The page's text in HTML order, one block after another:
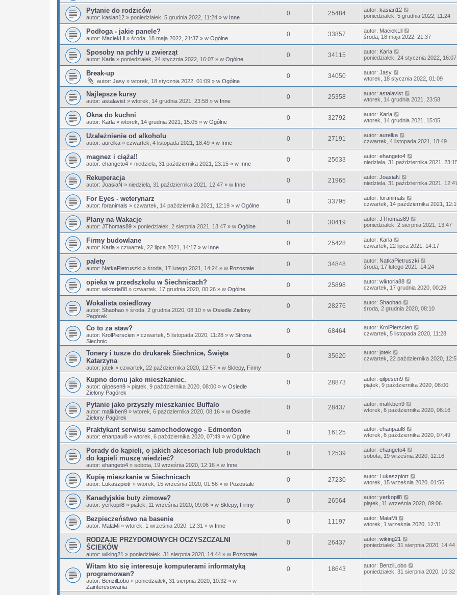
Pytanie do rodziców
autor: kasian12 » poniedziałek, 5 grudnia 2022, 11:24 » w Inne
0 25484 autor: kasian12
poniedziałek, 5 grudnia 2022, 11:24
Podłoga - jakie panele?
autor: MaciekLll » środa, 18 maja 2022, 21:37 » w Ogólne
0 33857 autor: MaciekLll
środa, 18 maja 2022, 21:37
Sposoby na pchły u zwierząt
autor: Karla » poniedziałek, 24 stycznia 2022, 16:07 » w Ogólne
0 34115 autor: Karla
poniedziałek, 24 stycznia 2022, 16:07
Break-up
autor: Jasy » wtorek, 18 stycznia 2022, 01:09 » w Ogólne
0 34050 autor: Jasy
wtorek, 18 stycznia 2022, 01:09
Najlepsze kursy
autor: astalavist » wtorek, 14 grudnia 2021, 23:58 » w Inne
0 25358 autor: astalavist
wtorek, 14 grudnia 2021, 23:58
Okna do kuchni
autor: Karla » wtorek, 14 grudnia 2021, 15:05 » w Ogólne
0 32792 autor: Karla
wtorek, 14 grudnia 2021, 15:05
Uzależnienie od alkoholu
autor: aurelka » czwartek, 4 listopada 2021, 18:49 » w Inne
0 27191 autor: aurelka
czwartek, 4 listopada 2021, 18:49
magnez i ciąża!!
autor: ehangeto4 » niedziela, 31 października 2021, 23:15 » w Inne
0 25633 autor: ehangeto4
niedziela, 31 października 2021,
Rekuperacja
autor: JoasiaN » niedziela, 31 października 2021, 12:47 » w Inne
0 21965 autor: JoasiaN
niedziela, 31 października 2021,
For Eyes - weterynarz
autor: foranimals » czwartek, 14 października 2021, 12:19 » w Ogólne
0 33795 autor: foranimals
czwartek, 14 października 2021,
Plany na Wakacje
autor: JThomas89 » poniedziałek, 2 sierpnia 2021, 13:47 » w Ogólne
0 30419 autor: JThomas89
poniedziałek, 2 sierpnia 2021, 13:47
Firmy budowlane
autor: Karla » czwartek, 22 lipca 2021, 14:17 » w Inne
0 25428 autor: Karla
czwartek, 22 lipca 2021, 14:17
palety
autor: NatkaPietruszki » środa, 17 lutego 2021, 14:24 » w Pozostałe
0 34848 autor: NatkaPietruszki
środa, 17 lutego 2021, 14:24
opieka w przedszkolu w Siechnicach?
autor: wiktoria88 » czwartek, 17 grudnia 2020, 00:26 » w Ogólne
0 25898 autor: wiktoria88
czwartek, 17 grudnia 2020, 00:26
Wokalista osiedlowy
autor: Shaohao » środa, 2 grudnia 2020, 08:10 » w Osiedle Zielony
Pagórek
0 28276 autor: Shaohao
środa, 2 grudnia 2020, 08:10
Co to za staw?
autor: KrolPierscien » czwartek, 5 listopada 2020, 11:28 » w Strona
Siechnic
0 68464 autor: KrolPierscien
czwartek, 5 listopada 2020, 11:28
Tonery i tusze do drukarek Siechnice, Święta
Katarzyna
autor: jotek » czwartek, 22 października 2020, 12:57 » w Sklepy, Firmy
0 35620 autor: jotek
czwartek, 22 października 2020,
Kupno domu jako mieszkaniec.
autor: qilpesen9 » piątek, 9 października 2020, 08:00 » w Osiedle
Zielony Pagórek
0 28873 autor: qilpesen9
piątek, 9 października 2020, 08:00
Pytanie jako przyszły mieszkaniec Buffalo
autor: malikben9 » wtorek, 6 października 2020, 08:16 » w Osiedle
Zielony Pagórek
0 28437 autor: malikben9
wtorek, 6 października 2020, 08:16
Praktykant serwisu samochodowego - Edmonton
autor: ehanpaul8 » wtorek, 6 października 2020, 07:49 » w Ogólne
0 16125 autor: ehanpaul8
wtorek, 6 października 2020, 07:49
Porady do kąpieli, o jakich akcesoriach lub produktach
do kąpieli muszę wiedzieć?
autor: ehangeto4 » sobota, 19 września 2020, 12:16 » w Inne
0 12539 autor: ehangeto4
sobota, 19 września 2020, 12:16
Kupię mieszkanie w Siechnicach
autor: Lukaszpiotr » wtorek, 15 września 2020, 01:56 » w Pozostałe
0 27230 autor: Lukaszpiotr
wtorek, 15 września 2020, 01:56
Kanadyjskie buty zimowe?
autor: yerkopil8 » piątek, 11 września 2020, 09:06 » w Sklepy, Firmy
0 26564 autor: yerkopil8
piątek, 11 września 2020, 09:06
Bezpieczeństwo na basenie
autor: MałaMi » wtorek, 1 września 2020, 12:31 » w Inne
0 11197 autor: MałaMi
wtorek, 1 września 2020, 12:31
RODZAJE PRZYDOMOWYCH OCZYSZCZALNI
ŚCIEKÓW
autor: wiking21 » poniedziałek, 31 sierpnia 2020, 14:44 » w Pozostałe
0 26437 autor: wiking21
poniedziałek, 31 sierpnia 2020, 14:44
Witam kto się interesuje komputerami informatyką
programowan?
autor: BenzilLobo » poniedziałek, 31 sierpnia 2020, 10:32 » w
Zainteresowania
0 18643 autor: BenzilLobo
poniedziałek, 31 sierpnia 2020, 10:32